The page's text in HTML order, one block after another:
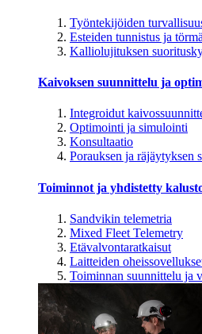
Työntekijöiden
Esteiden tunnistus ja
Kalliolujituksen
Kaivoksen suunnittelu ja
Integroidut
Optimointi ja simulointi
Konsultaatio
Porauksen ja räjäytyksen
Toiminnot ja yhdistetty
Sandvikin telemetria
Mixed Fleet Telemetry
Etävalvontaratkaisut
Laitteiden
Toiminnan suunnittelu ja